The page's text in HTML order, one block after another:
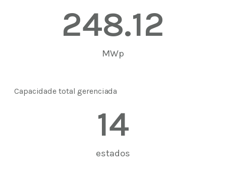
MWp
248.12
Capacidade total gerenciada
estados
14